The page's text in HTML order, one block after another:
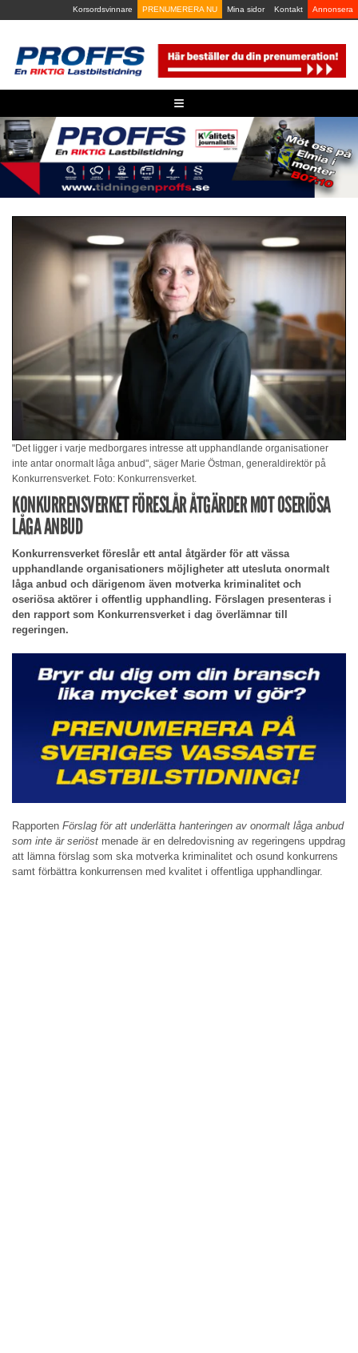
to
Korsordsvinnare PRENUMERERA NU Mina sidor Kontakt Annonsera
≡
"Det ligger i varje medborgares intresse att upphandlande organisationer
inte antar onormalt låga anbud", säger Marie Östman, generaldirektör på
Konkurrensverket. Foto: Konkurrensverket.
KONKURRENSVERKET FÖRESLÅR ÅTGÄRDER MOT OSERIÖSA
LÅGA ANBUD
Konkurrensverket föreslår ett antal åtgärder för att vässa
upphandlande organisationers möjligheter att utesluta onormalt
låga anbud och därigenom även motverka kriminalitet och
oseriösa aktörer i offentlig upphandling. Förslagen presenteras i
den rapport som Konkurrensverket i dag överlämnar till
regeringen.
Rapporten Förslag för att underlätta hanteringen av onormalt låga anbud
som inte är seriöst menade är en delredovisning av regeringens uppdrag
att lämna förslag som ska motverka kriminalitet och osund konkurrens
samt förbättra konkurrensen med kvalitet i offentliga upphandlingar.